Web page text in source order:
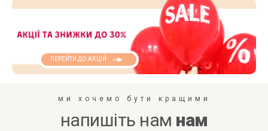
ПЕРЕЙТИ ДО АКЦІЙ
ми хочемо бути кращими
напишіть нам нам